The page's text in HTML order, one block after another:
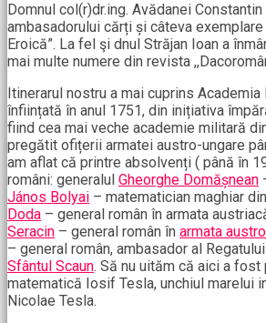
Domnul col(r)dr.ing. Avădanei Constantin
ambasadorului cărți și câteva
Eroică”. La fel şi dnul Străjan Ioan a
mai multe numere din revista
Itinerarul nostru a mai cuprins
înființată în anul 1751, din inițiativa
fiind cea mai veche academie militară
pregătit ofițerii armatei austro-ungare
am aflat că printre absolvenți ( până în
români: generalul Gheorghe Domășnean
János Bolyai – matematician maghiar
Doda – general român în armata
Seracin – general român în armata
– general român, ambasador al
Sfântul Scaun. Să nu uităm că aici a
matematică Iosif Tesla, unchiul marelui
Nicolae Tesla.